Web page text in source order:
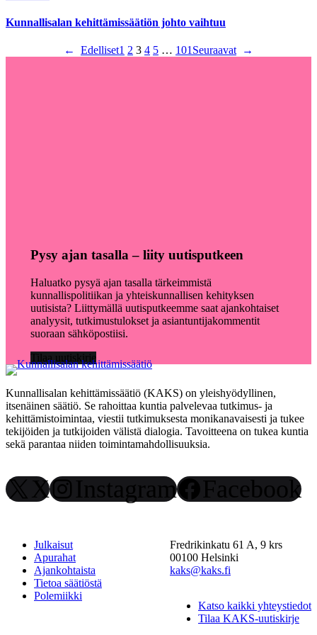
Kunnallisalan kehittämissäätiön johto vaihtuu
← Edelliset1 2 3 4 5 … 101 Seuraavat →
Pysy ajan tasalla – liity uutisputkeen
Haluatko pysyä ajan tasalla tärkeimmistä
kunnallispolitiikan ja yhteiskunnallisen kehityksen
uutisista? Liittymällä uutisputkeemme saat ajankohtaiset
analyysit, tutkimustulokset ja asiantuntijakommentit
suoraan sähköpostiisi.
Tilaa uutiskirje
Kunnallisalan kehittämissäätiö (KAKS) on yleishyödyllinen,
itsenäinen säätiö. Se rahoittaa kuntia palvelevaa tutkimus- ja
kehittämistoimintaa, viestii tutkimuksesta monikanavaisesti ja tukee
tekijöiden ja tutkijoiden välistä dialogia. Tavoitteena on tukea kuntia
sekä parantaa niiden toimintamahdollisuuksia.
X Instagram Facebook
Julkaisut
Apurahat
Ajankohtaista
Tietoa säätiöstä
Polemiikki
Fredrikinkatu 61 A, 9 krs
00100 Helsinki
kaks@kaks.fi
Katso kaikki yhteystiedot
Tilaa KAKS-uutiskirje